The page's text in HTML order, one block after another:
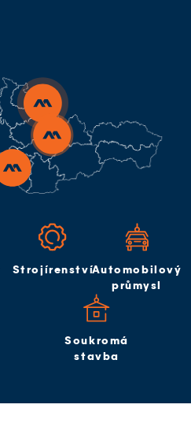
StrojírenstvíAutomobilový
průmysl
Soukromá
stavba